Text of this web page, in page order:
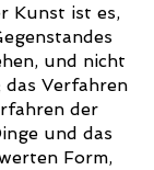
Kunst ist es,
und nicht
das Verfahren
der
und das
Form,